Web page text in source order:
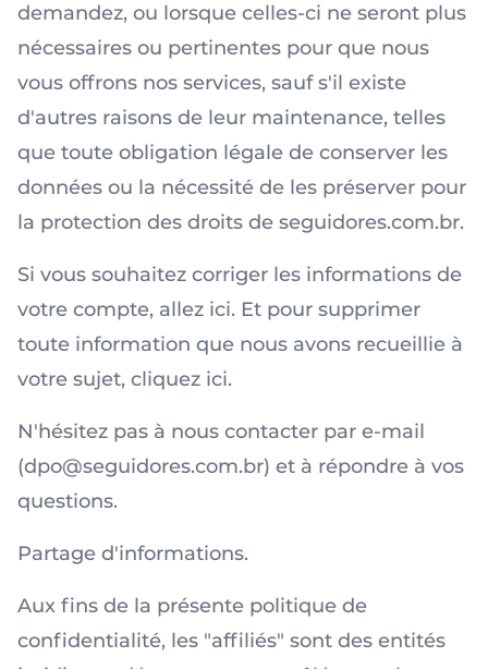
demandez, ou lorsque celles-ci ne seront plus
nécessaires ou pertinentes pour que nous
vous offrons nos services, sauf s'il existe
d'autres raisons de leur maintenance, telles
que toute obligation légale de conserver les
données ou la nécessité de les préserver pour
la protection des droits de seguidores.com.br.
Si vous souhaitez corriger les informations de
votre compte, allez ici. Et pour supprimer
toute information que nous avons recueillie à
votre sujet, cliquez ici.
N'hésitez pas à nous contacter par e-mail
(dpo@seguidores.com.br) et à répondre à vos
questions.
Partage d'informations.
Aux fins de la présente politique de
confidentialité, les "affiliés" sont des entités